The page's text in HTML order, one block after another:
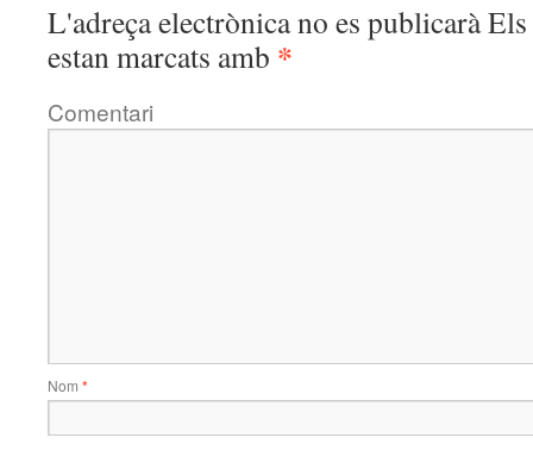
L'adreça electrònica no es publicaràEls
estan marcats amb *
Comentari
Nom *